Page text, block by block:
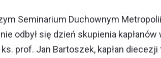
Seminarium Duchownym
odbył się dzień skupienia
ks. prof. Jan Bartoszek, kapłan